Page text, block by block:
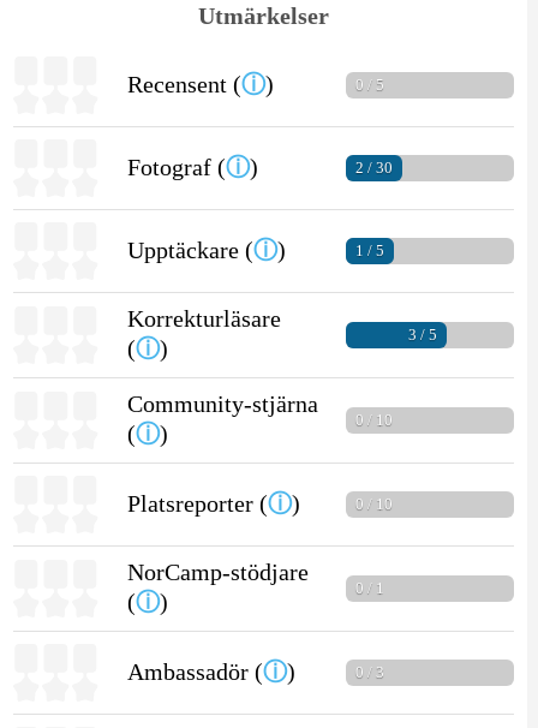
Utmärkelser
Recensent (ⓘ) 0 / 5
Fotograf (ⓘ) 2 / 30
Upptäckare (ⓘ) 1 / 5
Korrekturläsare
(ⓘ)
3 / 5
Community-stjärna
(ⓘ)
0 / 10
Platsreporter (ⓘ) 0 / 10
NorCamp-stödjare
(ⓘ)
0 / 1
Ambassadör (ⓘ) 0 / 3